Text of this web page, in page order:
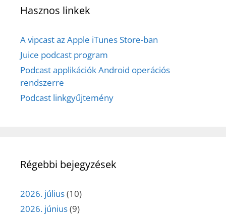
Hasznos linkek
A vipcast az Apple iTunes Store-ban
Juice podcast program
Podcast applikációk Android operációs
rendszerre
Podcast linkgyűjtemény
Régebbi bejegyzések
2026. július(10)
2026. június(9)